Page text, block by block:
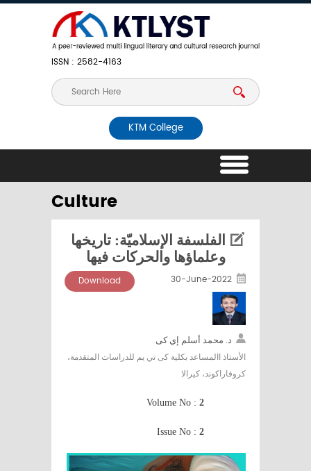
ISSN : 2582-4163
KTM College
Culture
الفلسفة الإسلاميّة: تاريخها
وعلماؤها والحركات فيها
30-June-2022
Download
د. محمد أسلم إي كى
الأستاذ االمساعد بكلية كى تي يم للدراسات المتقدمة،
كروفاراكوند، كيرالا
Volume No : 2
Issue No : 2